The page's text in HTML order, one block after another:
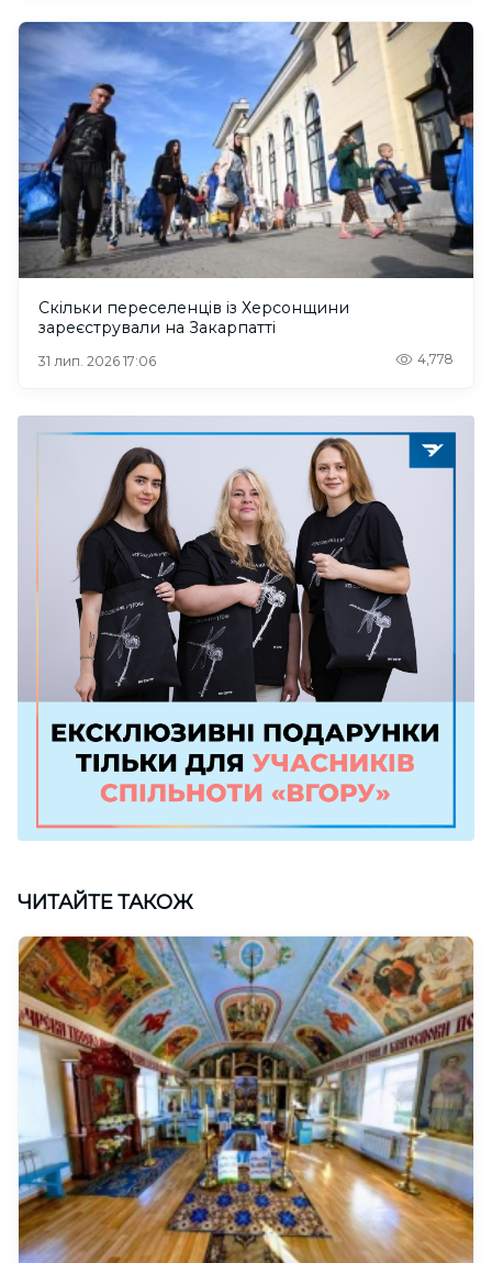
Скільки переселенців із Херсонщини
зареєстрували на Закарпатті
31 лип. 2026 17:06 4,778
ЧИТАЙТЕ ТАКОЖ